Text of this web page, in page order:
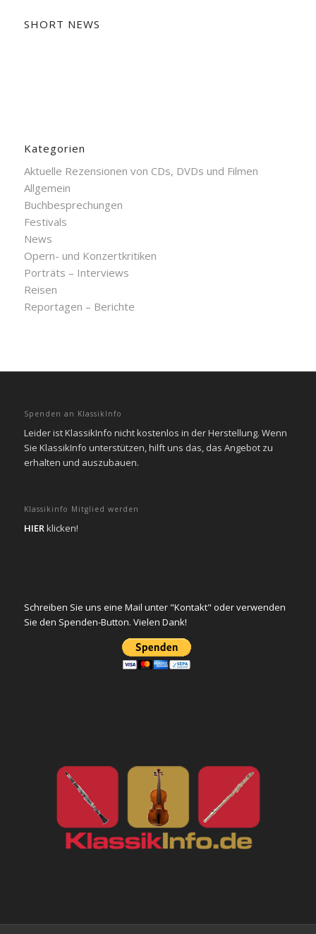
SHORT NEWS
Kategorien
Aktuelle Rezensionen von CDs, DVDs und Filmen
Allgemein
Buchbesprechungen
Festivals
News
Opern- und Konzertkritiken
Porträts – Interviews
Reisen
Reportagen – Berichte
Spenden an KlassikInfo
Leider ist KlassikInfo nicht kostenlos in der Herstellung. Wenn
Sie KlassikInfo unterstützen, hilft uns das, das Angebot zu
erhalten und auszubauen.
Klassikinfo Mitglied werden
HIERklicken!
Schreiben Sie uns eine Mail unter "Kontakt" oder verwenden
Sie den Spenden-Button. Vielen Dank!